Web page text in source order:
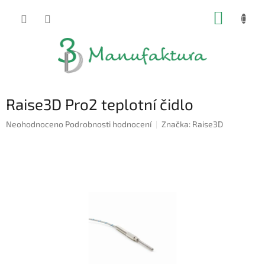
Raise3D Pro2 teplotní čidlo
Průměrné
Neohodnoceno Podrobnosti hodnocení Značka: Raise3D